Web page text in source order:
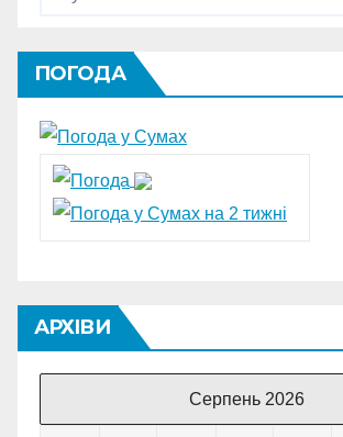
ПОГОДА
АРХІВИ
Серпень 2026